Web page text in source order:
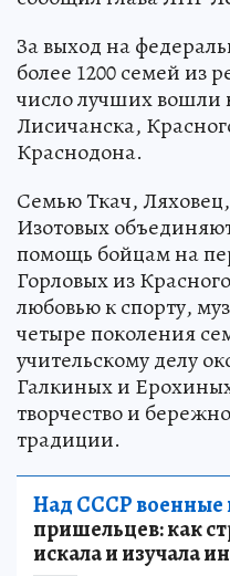
За выход на
более 1200 семей из
число лучших вошли
Лисичанска,
Краснодона.
Семью Ткач,
Изотовых
помощь бойцам на
Горловых из
любовью к спорту,
четыре поколения
учительскому делу
Галкиных и
творчество и
традиции.
Над СССР военные
пришельцев: как
искала и изучала